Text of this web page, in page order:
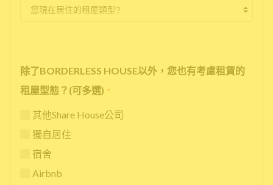
除了BORDERLESS HOUSE以外，您也有考慮租賃的
租屋型態？(可多選) *
其他Share House公司
獨自居住
宿舍
Airbnb